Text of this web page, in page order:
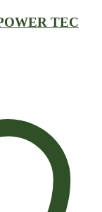
TEC